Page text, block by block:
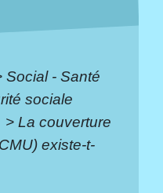
Social - Santé
sociale
> La couverture
existe-t-